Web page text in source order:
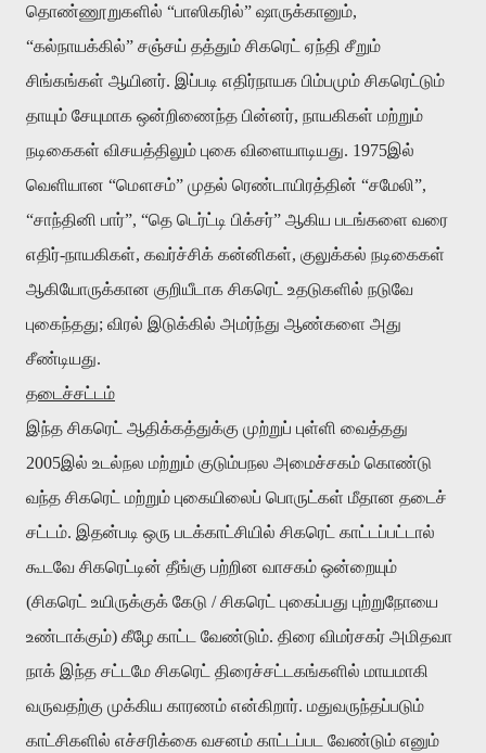
தொண்ணூறுகளில் “பாஸிகரில்” ஷாருக்கானும்,
“கல்நாயக்கில்” சஞ்சய் தத்தும் சிகரெட் ஏந்தி சீறும்
சிங்கங்கள் ஆயினர். இப்படி எதிர்நாயக பிம்பமும் சிகரெட்டும்
தாயும் சேயுமாக ஒன்றிணைந்த பின்னர், நாயகிகள் மற்றும்
நடிகைகள் விசயத்திலும் புகை விளையாடியது. 1975இல்
வெளியான “மௌசம்” முதல் ரெண்டாயிரத்தின் “சமேலி”,
“சாந்தினி பார்”, “தெ டெர்ட்டி பிக்சர்” ஆகிய படங்களை வரை
எதிர்-நாயகிகள், கவர்ச்சிக் கன்னிகள், குலுக்கல் நடிகைகள்
ஆகியோருக்கான குறியீடாக சிகரெட் உதடுகளில் நடுவே
புகைந்தது; விரல் இடுக்கில் அமர்ந்து ஆண்களை அது
சீண்டியது.
தடைச்சட்டம்
இந்த சிகரெட் ஆதிக்கத்துக்கு முற்றுப் புள்ளி வைத்தது
2005இல் உடல்நல மற்றும் குடும்பநல அமைச்சகம் கொண்டு
வந்த சிகரெட் மற்றும் புகையிலைப் பொருட்கள் மீதான தடைச்
சட்டம். இதன்படி ஒரு படக்காட்சியில் சிகரெட் காட்டப்பட்டால்
கூடவே சிகரெட்டின் தீங்கு பற்றின வாசகம் ஒன்றையும்
(சிகரெட் உயிருக்குக் கேடு /சிகரெட் புகைப்பது புற்றுநோயை
உண்டாக்கும்) கீழே காட்ட வேண்டும். திரை விமர்சகர் அமிதவா
நாக் இந்த சட்டமே சிகரெட் திரைச்சட்டகங்களில் மாயமாகி
வருவதற்கு முக்கிய காரணம் என்கிறார். மதுவருந்தப்படும்
காட்சிகளில் எச்சரிக்கை வசனம் காட்டப்பட வேண்டும் எனும்